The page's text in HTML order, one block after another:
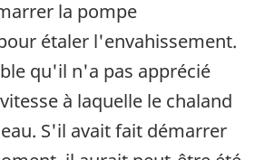
la pompe
étaler l'envahissement.
qu'il n'a pas apprécié
à laquelle le chaland
S'il avait fait démarrer